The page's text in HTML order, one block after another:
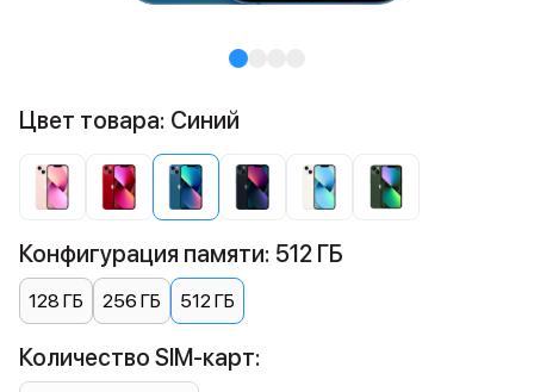
Цвет товара: Синий
Конфигурация памяти: 512 ГБ
128 ГБ 256 ГБ 512 ГБ
Количество SIM-карт: